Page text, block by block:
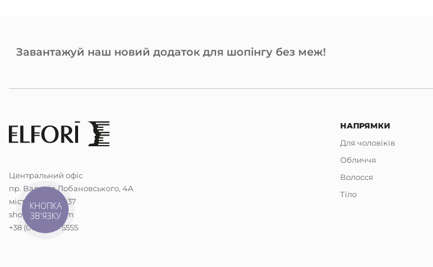
Завантажуй наш новий додаток для шопінгу без меж!
Центральний офіс
пр. Валерія Лобановського, 4А
місто Київ, 03037
shop@elfori.com
+38 (068) 298-5555
НАПРЯМКИ
Для чоловіків
Обличчя
Волосся
Тіло
КНОПКА
ЗВ'ЯЗКУ